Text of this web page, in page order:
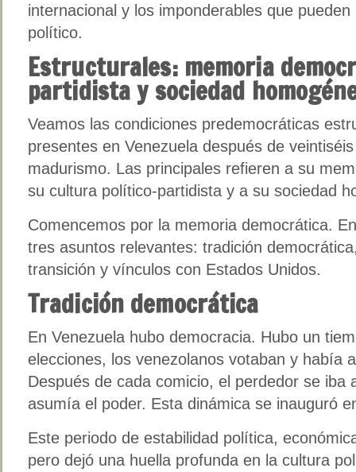
internacional y los imponderables que
político.
Estructurales: memoria
partidista y sociedad
Veamos las condiciones predemocráticas
presentes en Venezuela después de
madurismo. Las principales refieren a su
su cultura político-partidista y a su sociedad
Comencemos por la memoria democrática.
tres asuntos relevantes: tradición
transición y vínculos con Estados Unidos.
Tradición democrática
En Venezuela hubo democracia. Hubo un
elecciones, los venezolanos votaban y había
Después de cada comicio, el perdedor se iba
asumía el poder. Esta dinámica se inauguró
Este periodo de estabilidad política,
pero dejó una huella profunda en la cultura